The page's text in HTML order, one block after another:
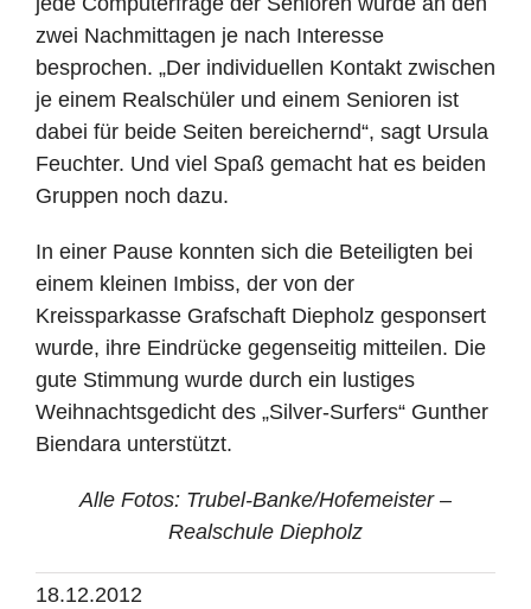
zwei Nachmittagen je nach Interesse
besprochen. „Der individuellen Kontakt zwischen
je einem Realschüler und einem Senioren ist
dabei für beide Seiten bereichernd“, sagt Ursula
Feuchter. Und viel Spaß gemacht hat es beiden
Gruppen noch dazu.
In einer Pause konnten sich die Beteiligten bei
einem kleinen Imbiss, der von der
Kreissparkasse Grafschaft Diepholz gesponsert
wurde, ihre Eindrücke gegenseitig mitteilen. Die
gute Stimmung wurde durch ein lustiges
Weihnachtsgedicht des „Silver-Surfers“ Gunther
Biendara unterstützt.
Alle Fotos: Trubel-Banke/Hofemeister –
Realschule Diepholz
18.12.2012